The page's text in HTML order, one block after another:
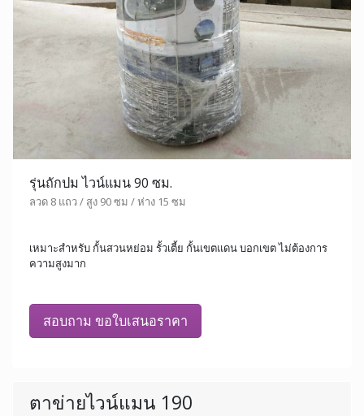
รุ่นถักปม ไวน์แมน 90 ซม.
ลวด 8 แถว / สูง 90 ซม / ห่าง 15 ซม
เหมาะสำหรับ กั้นสวนหย่อม รั้วเตี้ย กั้นเขตแดน บอกเขต ไม่ต้องการ
ความสูงมาก
สอบถาม ขอใบเสนอราคา
ตาข่ายไวน์แมน 190